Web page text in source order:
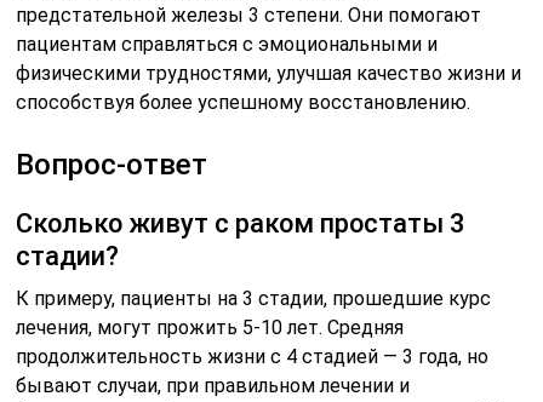
предстательной железы 3 степени. Они помогают
пациентам справляться с эмоциональными и
физическими трудностями, улучшая качество жизни и
способствуя более успешному восстановлению.
Вопрос-ответ
Сколько живут с раком простаты 3
стадии?
К примеру, пациенты на 3 стадии, прошедшие курс
лечения, могут прожить 5-10 лет. Средняя
продолжительность жизни с 4 стадией — 3 года, но
бывают случаи, при правильном лечении и